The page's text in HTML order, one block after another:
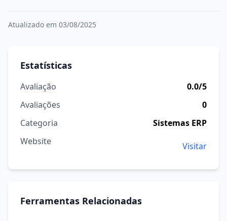
Atualizado em 03/08/2025
Estatísticas
Avaliação
0.0/5
Avaliações
0
Categoria
Sistemas ERP
Website
Visitar
Ferramentas Relacionadas